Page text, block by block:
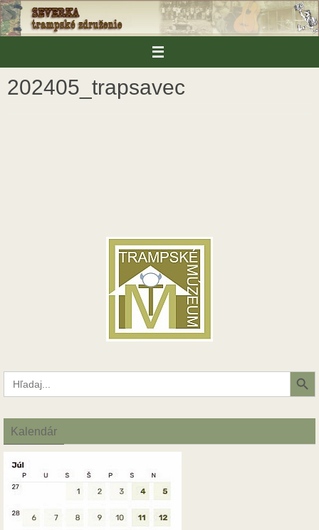
Skip
to
content
202405_trapsavec
Search
for:
Search Button
Kalendár